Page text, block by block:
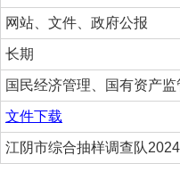
网站、文件、政府公报
长期
国民经济管理、国有资产监
文件下载
江阴市综合抽样调查队